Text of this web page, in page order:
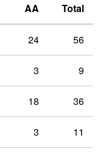
Niveau un A
AA Niveau deux
Total
24 56
3 9
18 36
3 11